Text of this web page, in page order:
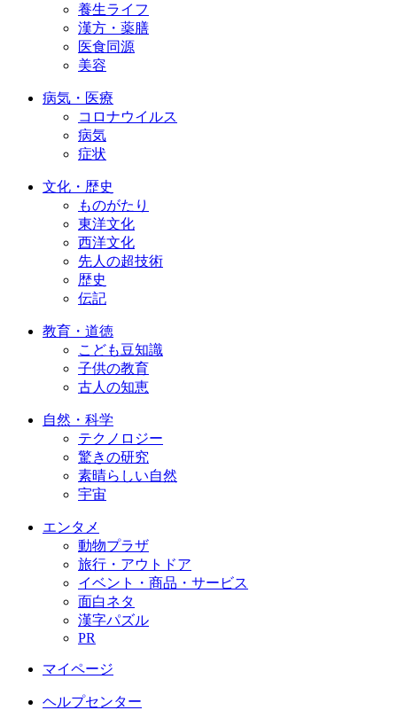
養生ライフ
漢方・薬膳
医食同源
美容
病気・医療
コロナウイルス
病気
症状
文化・歴史
ものがたり
東洋文化
西洋文化
先人の超技術
歴史
伝記
教育・道徳
こども豆知識
子供の教育
古人の知恵
自然・科学
テクノロジー
驚きの研究
素晴らしい自然
宇宙
エンタメ
動物プラザ
旅行・アウトドア
イベント・商品・サービス
面白ネタ
漢字パズル
PR
マイページ
ヘルプセンター